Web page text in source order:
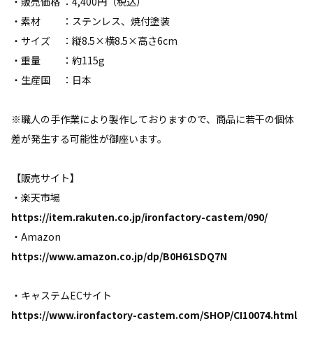
・素材 ：ステンレス、焼付塗装
・サイズ ：縦8.5×横8.5×高さ6cm
・重量 ：約115g
・生産国 ：日本
※職人の手作業により製作しておりますので、商品に若干の個体
差が発生する可能性が御座います。
【販売サイト】
・楽天市場
https://item.rakuten.co.jp/ironfactory-castem/090/
・Amazon
https://www.amazon.co.jp/dp/B0H61SDQ7N
・キャステムECサイト
https://www.ironfactory-castem.com/SHOP/CI10074.html